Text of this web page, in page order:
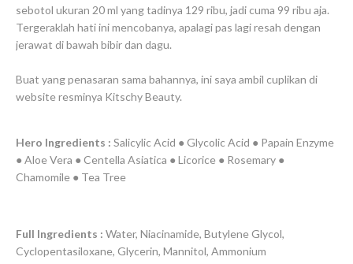
sebotol ukuran 20 ml yang tadinya 129 ribu, jadi cuma 99 ribu aja.
Tergeraklah hati ini mencobanya, apalagi pas lagi resah dengan
jerawat di bawah bibir dan dagu.
Buat yang penasaran sama bahannya, ini saya ambil cuplikan di
website resminya Kitschy Beauty.
Hero Ingredients : Salicylic Acid ● Glycolic Acid ● Papain Enzyme
● Aloe Vera ● Centella Asiatica ● Licorice ● Rosemary ●
Chamomile ● Tea Tree
Full Ingredients : Water, Niacinamide, Butylene Glycol,
Cyclopentasiloxane, Glycerin, Mannitol, Ammonium